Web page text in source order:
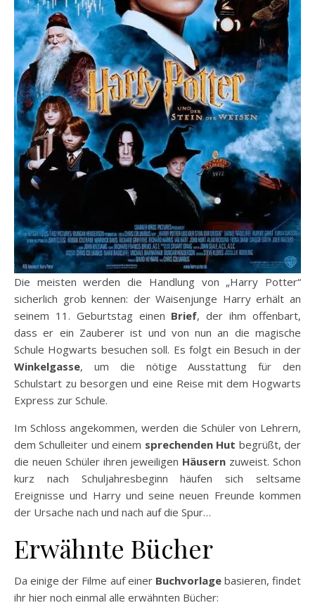
Die meisten werden die Handlung von „Harry Potter“
sicherlich grob kennen: der Waisenjunge Harry erhält an
seinem 11. Geburtstag einen Brief, der ihm offenbart,
dass er ein Zauberer ist und von nun an die magische
Schule Hogwarts besuchen soll. Es folgt ein Besuch in der
Winkelgasse, um die nötige Ausstattung für den
Schulstart zu besorgen und eine Reise mit dem Hogwarts
Express zur Schule.
Im Schloss angekommen, werden die Schüler von Lehrern,
dem Schulleiter und einem sprechenden Hut begrüßt, der
die neuen Schüler ihren jeweiligen Häusern zuweist. Schon
kurz nach Schuljahresbeginn häufen sich seltsame
Ereignisse und Harry und seine neuen Freunde kommen
der Ursache nach und nach auf die Spur…
Erwähnte Bücher
Da einige der Filme auf einer Buchvorlagebasieren, findet
ihr hier noch einmal alle erwähnten Bücher: